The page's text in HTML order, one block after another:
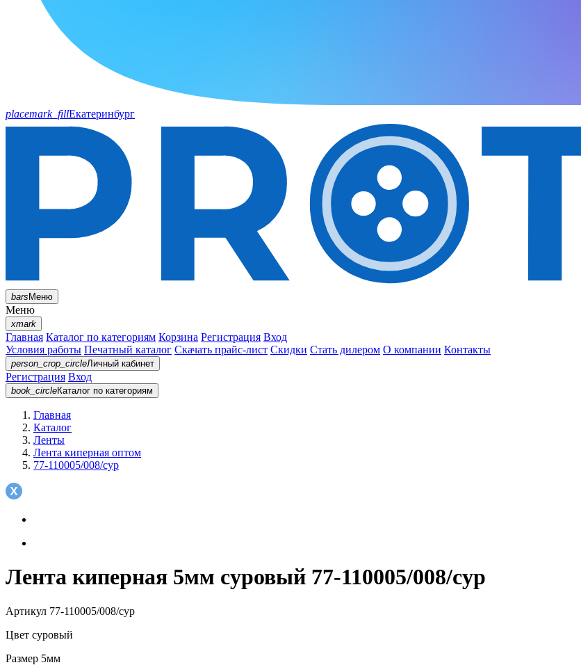
placemark_fillЕкатеринбург
barsМеню
Меню
xmark
Главная Каталог по категориям Корзина Регистрация Вход
Условия работы Печатный каталог Скачать прайс-лист Скидки Стать дилером О компании Контакты
person_crop_circleЛичный кабинет
Регистрация Вход
book_circleКаталог по категориям
Главная
Каталог
Ленты
Лента киперная оптом
77-110005/008/сур
Лента киперная 5мм суровый 77-110005/008/сур
Артикул 77-110005/008/сур
Цвет суровый
Размер 5мм